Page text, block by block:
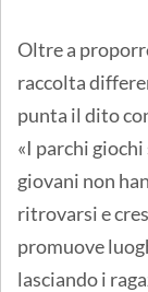
Oltre a
raccolta
punta il dito
«I parchi
giovani non
ritrovarsi e
promuove
lasciando i